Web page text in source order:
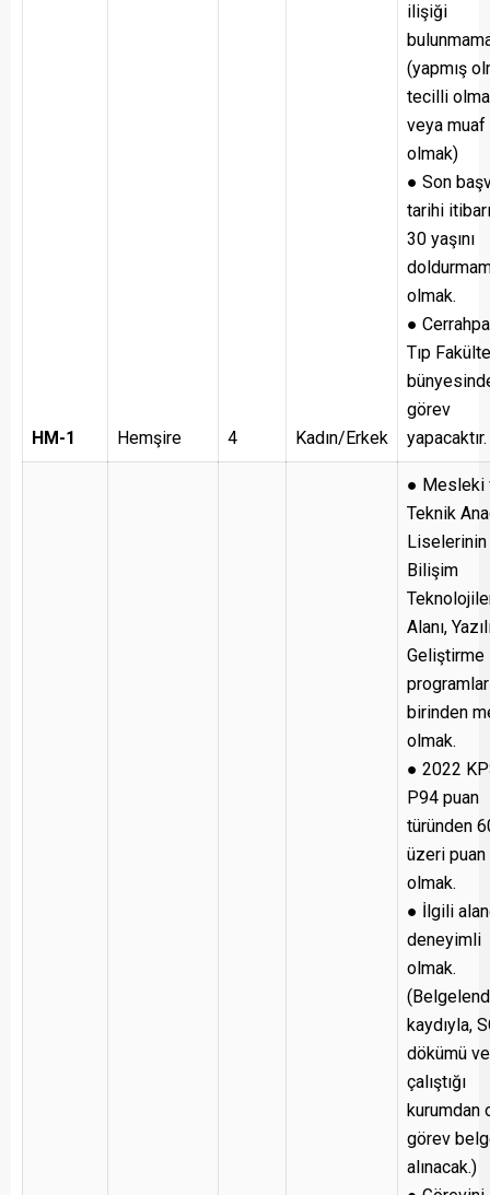
HM-1 Hemşire 4 Kadın/Erkek
ilişiği
(yapmış
tecilli
veya muaf
olmak)
● Son
tarihi
30 yaşını
olmak.
●
Tıp
görev
yapacaktır.
● Mesleki
Teknik
Liselerinin
Bilişim
Alanı,
Geliştirme
birinden
olmak.
● 2022
P94 puan
türünden
üzeri puan
olmak.
● İlgili
deneyimli
olmak.
kaydıyla,
dökümü
çalıştığı
kurumdan
görev
alınacak.)